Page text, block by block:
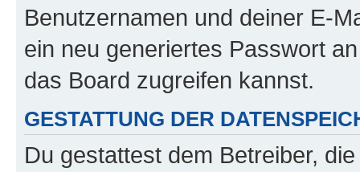
Benutzernamen und deiner E-
ein neu generiertes Passwort
das Board zugreifen kannst.
GESTATTUNG DER
Du gestattest dem Betreiber,